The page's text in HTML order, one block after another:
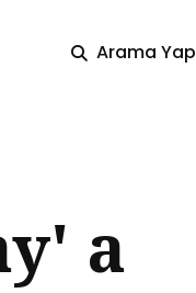
Arama Yap
a